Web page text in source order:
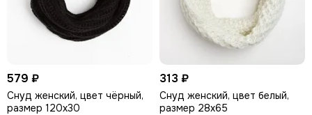
579 ₽
Снуд женский, цвет чёрный,
размер 120x30
313 ₽
Снуд женский, цвет белый,
размер 28х65